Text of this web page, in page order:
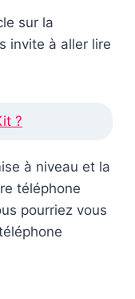
sur la
invite à aller lire
?
à niveau et la
téléphone
pourriez vous